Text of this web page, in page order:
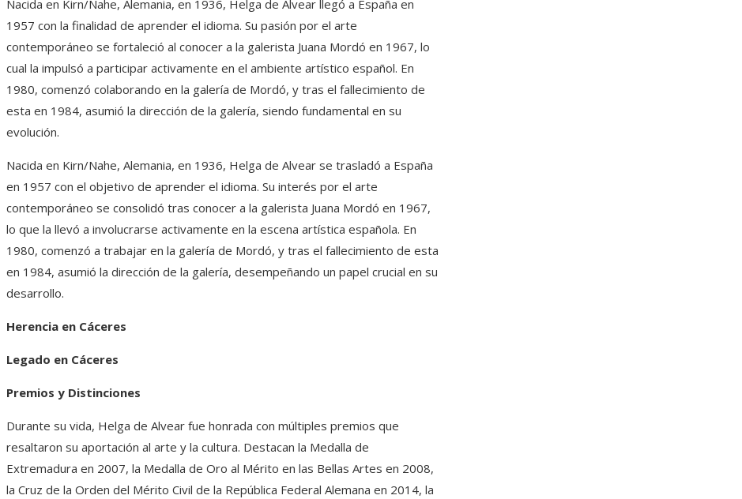
Nacida en Kirn/Nahe, Alemania, en 1936, Helga de Alvear llegó a España en
1957 con la finalidad de aprender el idioma. Su pasión por el arte
contemporáneo se fortaleció al conocer a la galerista Juana Mordó en 1967, lo
cual la impulsó a participar activamente en el ambiente artístico español. En
1980, comenzó colaborando en la galería de Mordó, y tras el fallecimiento de
esta en 1984, asumió la dirección de la galería, siendo fundamental en su
evolución.
Nacida en Kirn/Nahe, Alemania, en 1936, Helga de Alvear se trasladó a España
en 1957 con el objetivo de aprender el idioma. Su interés por el arte
contemporáneo se consolidó tras conocer a la galerista Juana Mordó en 1967,
lo que la llevó a involucrarse activamente en la escena artística española. En
1980, comenzó a trabajar en la galería de Mordó, y tras el fallecimiento de esta
en 1984, asumió la dirección de la galería, desempeñando un papel crucial en su
desarrollo.
Herencia en Cáceres
Legado en Cáceres
Premios y Distinciones
Durante su vida, Helga de Alvear fue honrada con múltiples premios que
resaltaron su aportación al arte y la cultura. Destacan la Medalla de
Extremadura en 2007, la Medalla de Oro al Mérito en las Bellas Artes en 2008,
la Cruz de la Orden del Mérito Civil de la República Federal Alemana en 2014, la